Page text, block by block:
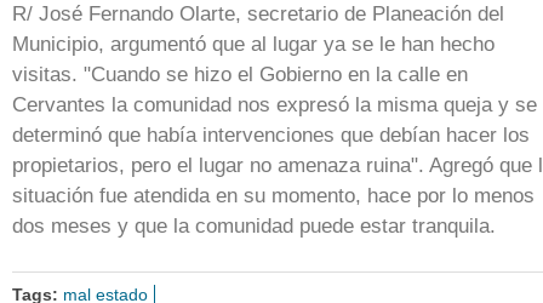
R/ José Fernando Olarte, secretario de Planeación del
Municipio, argumentó que al lugar ya se le han hecho
visitas. "Cuando se hizo el Gobierno en la calle en
Cervantes la comunidad nos expresó la misma queja y se
determinó que había intervenciones que debían hacer los
propietarios, pero el lugar no amenaza ruina". Agregó que
situación fue atendida en su momento, hace por lo menos
dos meses y que la comunidad puede estar tranquila.
Tags: mal estado